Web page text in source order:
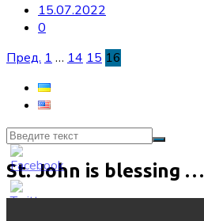
15.07.2022
0
Пагинация
записей
Пред. 1 … 14 15 16
St. John is blessing …